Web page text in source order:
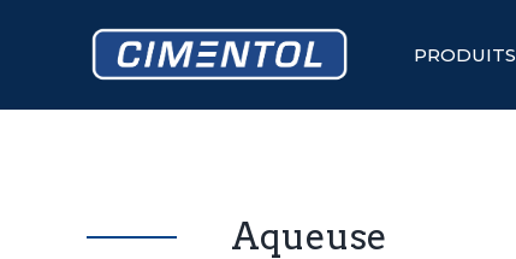
PRODUITS
Aqueuse